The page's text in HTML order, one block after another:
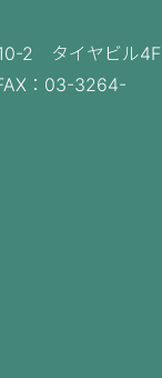
2 タイヤビル4F
：03-3264-